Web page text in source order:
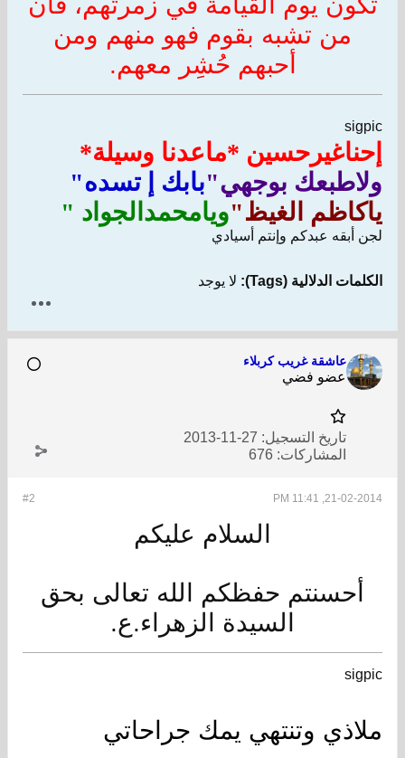
من تشبه بقوم فهو منهم ومن
أحبهم حُشِر معهم.
sigpic
إحناغيرحسين *ماعدنا وسيلة*
ولاطبعك بوجهي"بابك إ تسده"
ياكاظم الغيظ"ويامحمدالجواد "
لجن أبقه عبدكم وإنتم أسيادي
الكلمات الدلالية (Tags): لا يوجد
عاشقة غريب كربلاء
عضو فضي
تاريخ التسجيل: 27-11-2013
المشاركات: 676
#2 21-02-2014, 11:41 PM
السلام عليكم
أحسنتم حفظكم الله تعالى بحق
السيدة الزهراء.ع.
sigpic
ملاذي وتنتهي يمك جراحاتي